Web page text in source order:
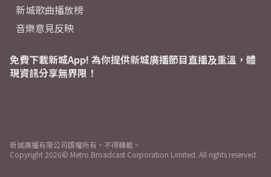
新城歌曲播放榜
音樂意見反映
免費下載新城App! 為你提供新城廣播節目直播及重溫，體
現資訊分享無界限！
新城廣播有限公司版權所有，不得轉載。
Copyright 2026© Metro Broadcast Corporation Limited. All rights reserved.